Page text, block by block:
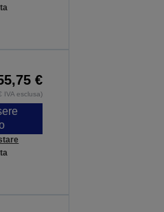
€
IVA esclusa)